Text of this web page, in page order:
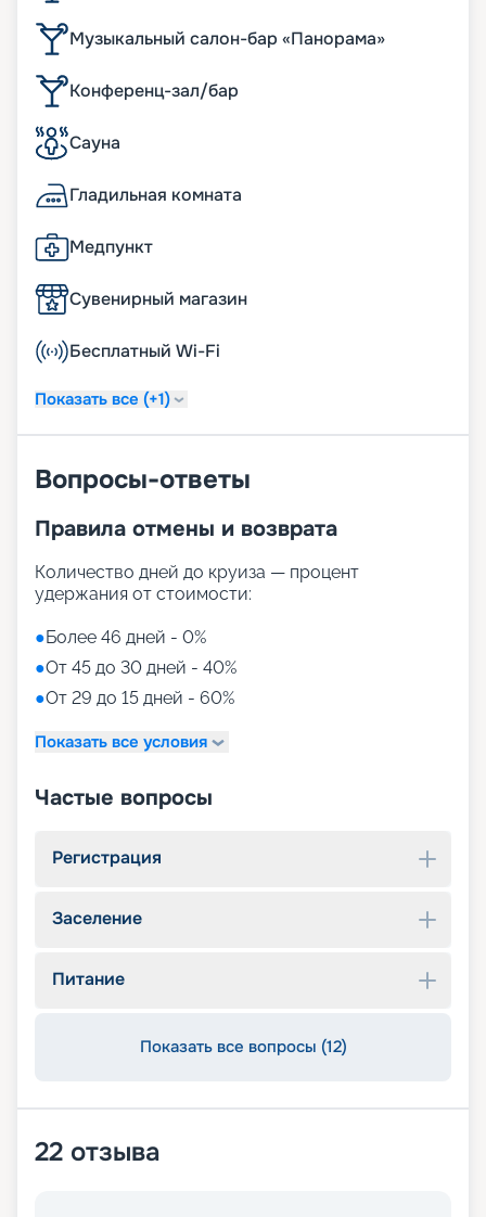
Музыкальный салон-бар «Панорама»
Конференц-зал/бар
Сауна
Гладильная комната
Медпункт
Сувенирный магазин
Бесплатный Wi-Fi
Показать все (+1)
Вопросы-ответы
Правила отмены и возврата
Количество дней до круиза — процент
удержания от стоимости:
●Более 46 дней - 0%
●От 45 до 30 дней - 40%
●От 29 до 15 дней - 60%
Показать все условия
Частые вопросы
Регистрация
Заселение
Питание
Показать все вопросы (12)
22 отзыва